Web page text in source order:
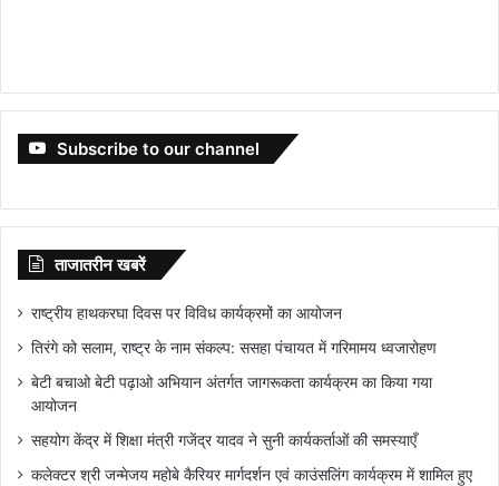
Subscribe to our channel
ताजातरीन खबरें
राष्ट्रीय हाथकरघा दिवस पर विविध कार्यक्रमों का आयोजन
तिरंगे को सलाम, राष्ट्र के नाम संकल्प: ससहा पंचायत में गरिमामय ध्वजारोहण
बेटी बचाओ बेटी पढ़ाओ अभियान अंतर्गत जागरूकता कार्यक्रम का किया गया
आयोजन
सहयोग केंद्र में शिक्षा मंत्री गजेंद्र यादव ने सुनी कार्यकर्ताओं की समस्याएँ
कलेक्टर श्री जन्मेजय महोबे कैरियर मार्गदर्शन एवं काउंसलिंग कार्यक्रम में शामिल हुए